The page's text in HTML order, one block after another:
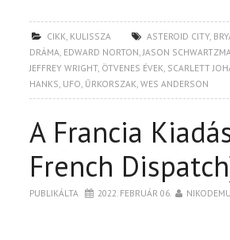
CIKK KULISSZA ASTEROID CITY,
DRÁMA EDWARD NORTON JASON
JEFFREY WRIGHT, ÖTVENES ÉVEK SCARLETT
HANKS UFO ŰRKORSZAK ,WES ANDERSON
A Francia
French
PUBLIKÁLTA 2022. FEBRUÁR 06.